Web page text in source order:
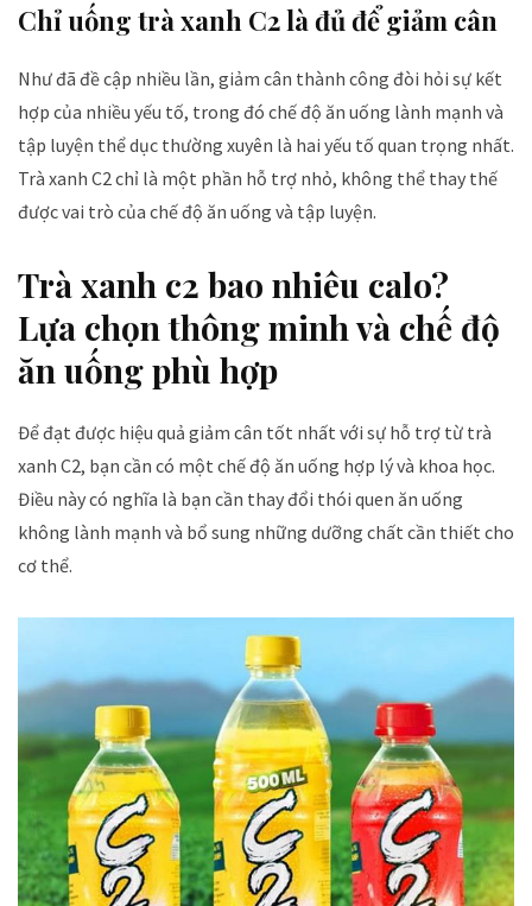
Chỉ uống trà xanh C2 là đủ để giảm cân
Như đã đề cập nhiều lần, giảm cân thành công đòi hỏi sự kết
hợp của nhiều yếu tố, trong đó chế độ ăn uống lành mạnh và
tập luyện thể dục thường xuyên là hai yếu tố quan trọng nhất.
Trà xanh C2 chỉ là một phần hỗ trợ nhỏ, không thể thay thế
được vai trò của chế độ ăn uống và tập luyện.
Trà xanh c2 bao nhiêu calo?
Lựa chọn thông minh và chế độ
ăn uống phù hợp
Để đạt được hiệu quả giảm cân tốt nhất với sự hỗ trợ từ trà
xanh C2, bạn cần có một chế độ ăn uống hợp lý và khoa học.
Điều này có nghĩa là bạn cần thay đổi thói quen ăn uống
không lành mạnh và bổ sung những dưỡng chất cần thiết cho
cơ thể.